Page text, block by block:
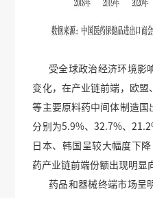
受全球政治经济环境影
变化，在产业链前端，欧
等主要原料药中间体制造国
分别为5.9%、32.7%、
日本、韩国呈较大幅度下
药产业链前端份额出现明显
药品和器械终端市场呈